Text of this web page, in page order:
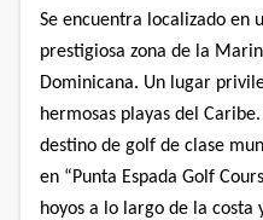
Se encuentra localizado en
prestigiosa zona de la
Dominicana. Un lugar
hermosas playas del
destino de golf de clase
en “Punta Espada Golf
hoyos a lo largo de la costa